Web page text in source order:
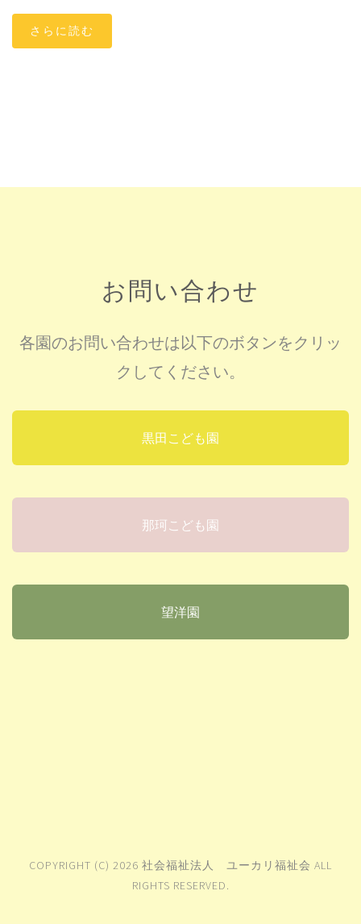
さらに読む
お問い合わせ
各園のお問い合わせは以下のボタンをクリッ
クしてください。
黒田こども園
那珂こども園
望洋園
COPYRIGHT (C) 2026 社会福祉法人 ユーカリ福祉会 ALL
RIGHTS RESERVED.